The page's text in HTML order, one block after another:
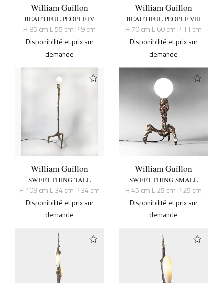
William Guillon
BEAUTIFUL PEOPLE IV
H 85 cm L 55 cm P 9 cm
Disponibilité et prix sur
demande
William Guillon
BEAUTIFUL PEOPLE VIII
H 70 cm L 60 cm P 11 cm
Disponibilité et prix sur
demande
William Guillon
SWEET THING TALL
H 109 cm L 34 cm P 34 cm
Disponibilité et prix sur
demande
William Guillon
SWEET THING SMALL
H 45 cm L 25 cm P 25 cm
Disponibilité et prix sur
demande